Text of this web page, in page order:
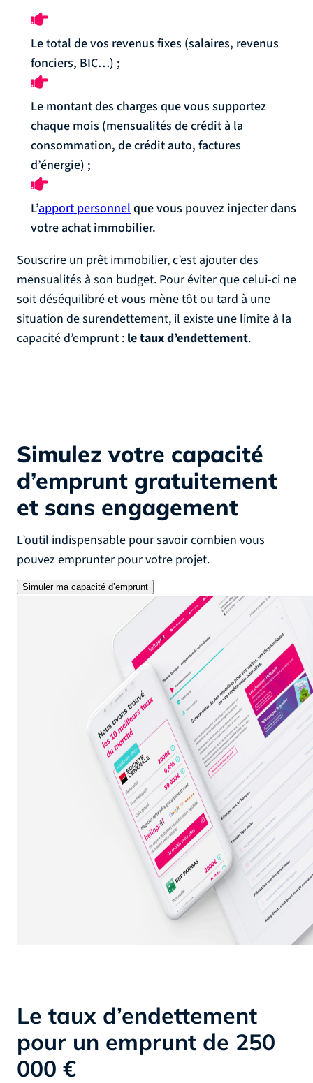
Le total de vos revenus fixes (salaires, revenus
fonciers, BIC…) ;
Le montant des charges que vous supportez
chaque mois (mensualités de crédit à la
consommation, de crédit auto, factures
d’énergie) ;
L’apport personnelque vous pouvez injecter dans
votre achat immobilier.
Souscrire un prêt immobilier, c’est ajouter des
mensualités à son budget. Pour éviter que celui-ci ne
soit déséquilibré et vous mène tôt ou tard à une
situation de surendettement, il existe une limite à la
capacité d’emprunt : le taux d’endettement.
Simulez votre capacité
d’emprunt gratuitement
et sans engagement
L’outil indispensable pour savoir combien vous
pouvez emprunter pour votre projet.
Simuler ma capacité d’emprunt
Le taux d’endettement
pour un emprunt de 250
000 €